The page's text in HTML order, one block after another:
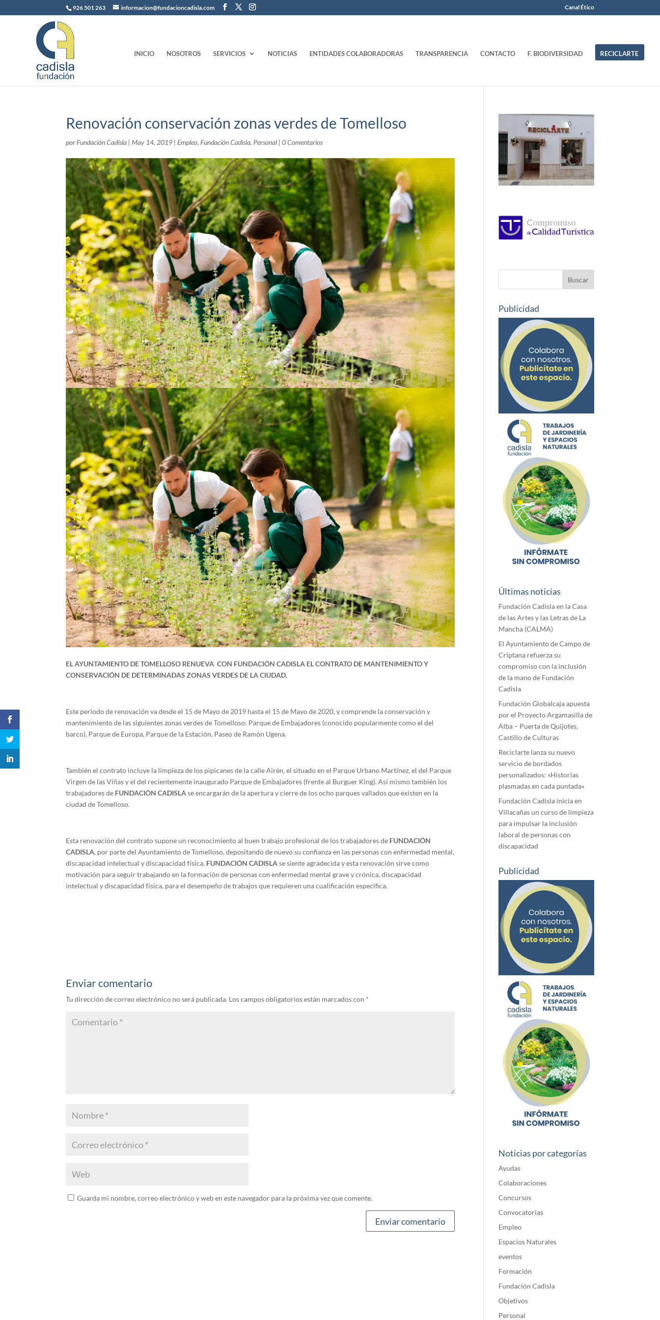
926 501 263 informacion@fundacioncadisla.com Canal Ético
INICIO NOSOTROS SERVICIOS NOTICIAS ENTIDADES COLABORADORAS TRANSPARENCIA CONTACTO F. BIODIVERSIDAD RECICLARTE
Renovación conservación zonas verdes de Tomelloso
por Fundación Cadisla | May 14, 2019 | Empleo, Fundación Cadisla, Personal |0 Comentarios
EL AYUNTAMIENTO DE TOMELLOSO RENUEVA CON FUNDACIÓN CADISLA EL CONTRATO DE MANTENIMIENTO Y
CONSERVACIÓN DE DETERMINADAS ZONAS VERDES DE LA CIUDAD.
Este periodo de renovación va desde el 15 de Mayo de 2019 hasta el 15 de Mayo de 2020, y comprende la conservación y
mantenimiento de las siguientes zonas verdes de Tomelloso: Parque de Embajadores (conocido popularmente como el del
barco), Parque de Europa, Parque de la Estación, Paseo de Ramón Ugena.
También el contrato incluye la limpieza de los pipicanes de la calle Airén, el situado en el Parque Urbano Martínez, el del Parque
Virgen de las Viñas y el del recientemente inaugurado Parque de Embajadores (frente al Burguer King). Así mismo también los
trabajadores de FUNDACIÓN CADISLAse encargarán de la apertura y cierre de los ocho parques vallados que existen en la
ciudad de Tomelloso.
Esta renovación del contrato supone un reconocimiento al buen trabajo profesional de los trabajadores de FUNDACIÓN
CADISLA, por parte del Ayuntamiento de Tomelloso, depositando de nuevo su confianza en las personas con enfermedad mental,
discapacidad intelectual y discapacidad física. FUNDACIÓN CADISLAse siente agradecida y esta renovación sirve como
motivación para seguir trabajando en la formación de personas con enfermedad mental grave y crónica, discapacidad
intelectual y discapacidad física, para el desempeño de trabajos que requieren una cualificación especifica.
Enviar comentario
Tu dirección de correo electrónico no será publicada. Los campos obligatorios están marcados con *
Guarda mi nombre, correo electrónico y web en este navegador para la próxima vez que comente.
Publicidad
Últimas noticias
Fundación Cadisla en la Casa
de las Artes y las Letras de La
Mancha (CALMA)
El Ayuntamiento de Campo de
Criptana refuerza su
compromiso con la inclusión
de la mano de Fundación
Cadisla
Fundación Globalcaja apuesta
por el Proyecto Argamasilla de
Alba – Puerta de Quijotes,
Castillo de Culturas
Reciclarte lanza su nuevo
servicio de bordados
personalizados: «Historias
plasmadas en cada puntada»
Fundación Cadisla inicia en
Villacañas un curso de limpieza
para impulsar la inclusión
laboral de personas con
discapacidad
Publicidad
Noticias por categorías
Ayudas
Colaboraciones
Concursos
Convocatorias
Empleo
Espacios Naturales
eventos
Formación
Fundación Cadisla
Objetivos
Personal